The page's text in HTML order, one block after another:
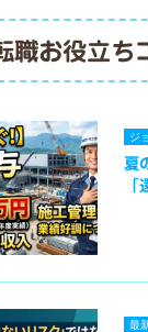
職お役立ち
ジ
夏
最